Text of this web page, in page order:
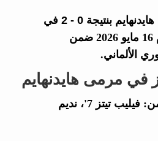
هايدنهايم بنتيجة0 - 2
في
مباراة جمعتهما اليوم 16 مايو 2026 ضمن
الألماني.
في مرمى هايدنهايم
سجّل الأهداف كل من: فيليب تيتز 7'، نديم